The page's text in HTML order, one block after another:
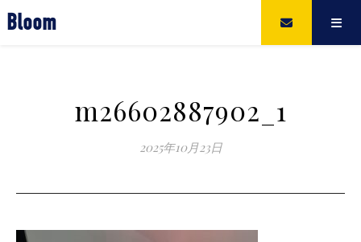
Bloom
m26602887902_1
2025年10月23日